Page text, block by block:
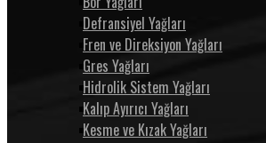
Defransiyel Yağları
Fren ve Direksiyon Yağları
Gres Yağları
Hidrolik Sistem Yağları
Kalıp Ayırıcı Yağları
Kesme ve Kızak Yağları